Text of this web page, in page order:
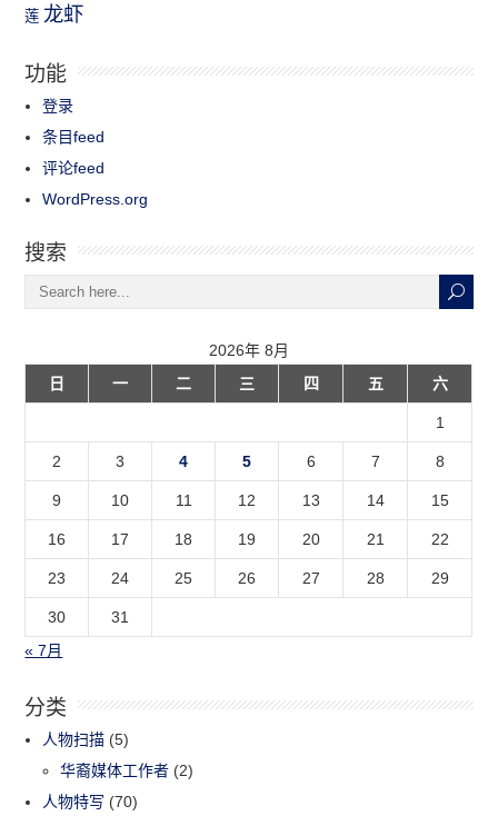
莲 龙虾
功能
登录
条目feed
评论feed
WordPress.org
搜索
2026年 8月
日
一 二 三 四 五 六
1
2 3 4 5 6 7 8
9 10 11 12 13 14 15
16 17 18 19 20 21 22
23 24 25 26 27 28 29
30
31
« 7月
分类
人物扫描 (5)
华裔媒体工作者 (2)
人物特写 (70)